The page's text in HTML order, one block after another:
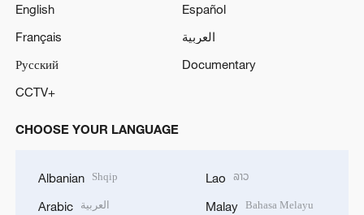
English
Español
Français
العربية
Русский
Documentary
CCTV+
CHOOSE YOUR LANGUAGE
Albanian Shqip
Arabic العربية
Lao ລາວ
Malay Bahasa Melayu